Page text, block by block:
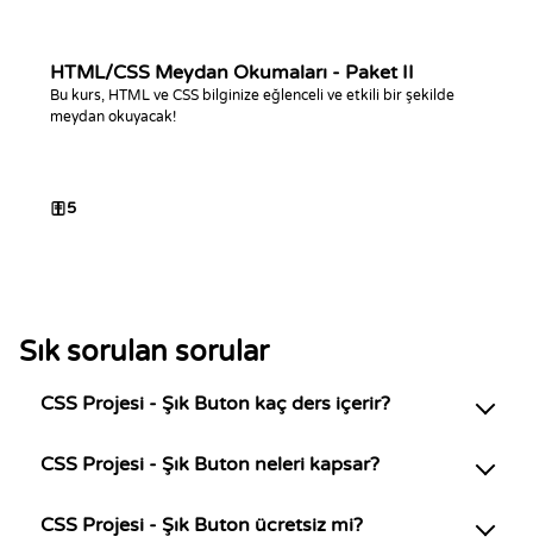
HTML/CSS Meydan Okumaları - Paket II
Bu kurs, HTML ve CSS bilginize eğlenceli ve etkili bir şekilde
meydan okuyacak!
5
Sık sorulan sorular
CSS Projesi - Şık Buton kaç ders içerir?
CSS Projesi - Şık Buton neleri kapsar?
CSS Projesi - Şık Buton ücretsiz mi?